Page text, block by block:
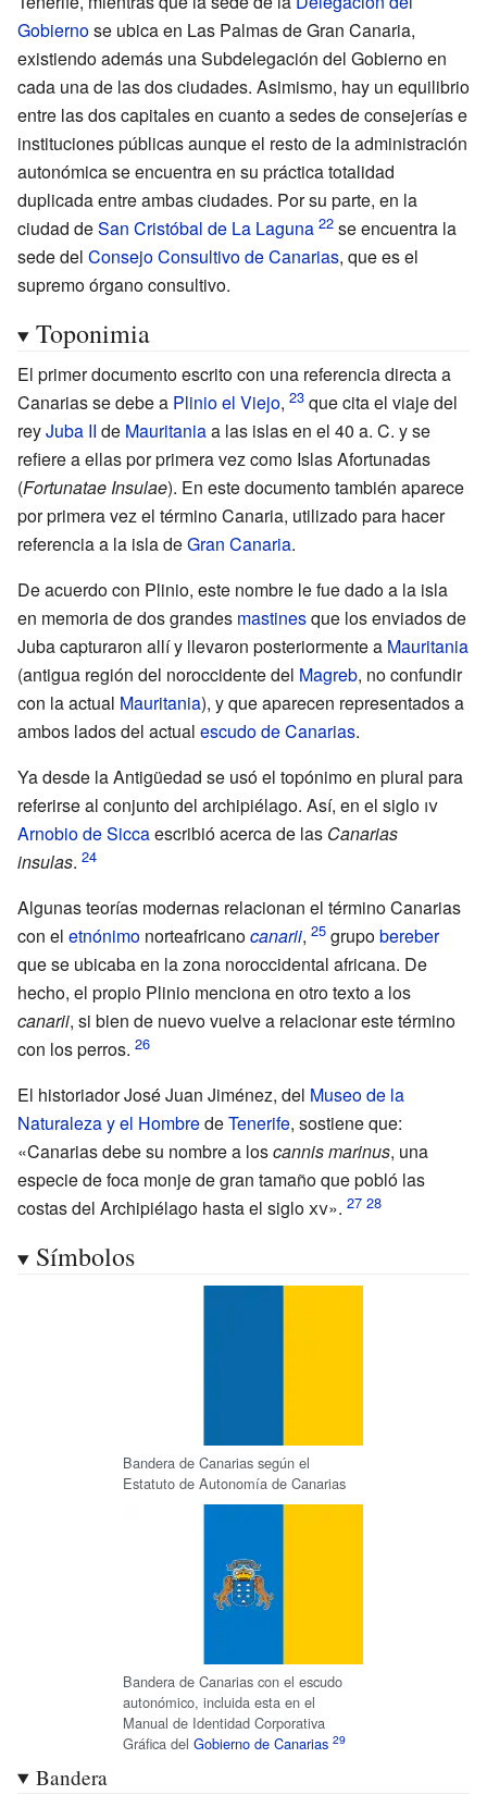
Gobiernose ubica en Las Palmas de Gran Canaria,
existiendo además una Subdelegación del Gobierno en
cada una de las dos ciudades. Asimismo, hay un equilibrio
entre las dos capitales en cuanto a sedes de consejerías e
instituciones públicas aunque el resto de la administración
autonómica se encuentra en su práctica totalidad
duplicada entre ambas ciudades. Por su parte, en la
ciudad deSan Cristóbal de La Laguna
se encuentra la
sede del Consejo Consultivo de Canarias, que es el
supremo órgano consultivo.
Toponimia
El primer documento escrito con una referencia directa a
Canarias se debe a Plinio el Viejo,
que cita el viaje del
reyJuba II de Mauritaniaa las islas en el 40 a. C. y se
refiere a ellas por primera vez como Islas Afortunadas
(Fortunatae Insulae). En este documento también aparece
por primera vez el término Canaria, utilizado para hacer
referencia a la isla deGran Canaria.
De acuerdo con Plinio, este nombre le fue dado a la isla
en memoria de dos grandes mastinesque los enviados de
Juba capturaron allí y llevaron posteriormente a Mauritania
(antigua región del noroccidente del Magreb, no confundir
con la actual Mauritania), y que aparecen representados a
ambos lados del actual escudo de Canarias.
Ya desde la Antigüedad se usó el topónimo en plural para
referirse al conjunto del archipiélago. Así, en el siglo iv
Arnobio de Siccaescribió acerca de las Canarias
insulas.
Algunas teorías modernas relacionan el término Canarias
con el etnónimo norteafricanocanarii, grupobereber
que se ubicaba en la zona noroccidental africana. De
hecho, el propio Plinio menciona en otro texto a los
canarii, si bien de nuevo vuelve a relacionar este término
con los perros.
El historiador José Juan Jiménez, del Museo de la
Naturaleza y el HombredeTenerife, sostiene que:
«Canarias debe su nombre a loscannis marinus, una
especie de foca monje de gran tamaño que pobló las
costas del Archipiélago hasta el sigloxv».
Símbolos
Bandera de Canarias según el
Estatuto de Autonomía de Canarias
Bandera de Canarias con el escudo
autonómico, incluida esta en el
Manual de Identidad Corporativa
Gráfica del Gobierno de Canarias
Bandera